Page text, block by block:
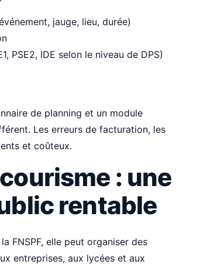
jauge, lieu, durée)
PSE2, IDE selon le niveau de DPS)
de planning et un module
Les erreurs de facturation, les
et coûteux.
: une
rentable
FNSPF, elle peut organiser des
entreprises, aux lycées et aux